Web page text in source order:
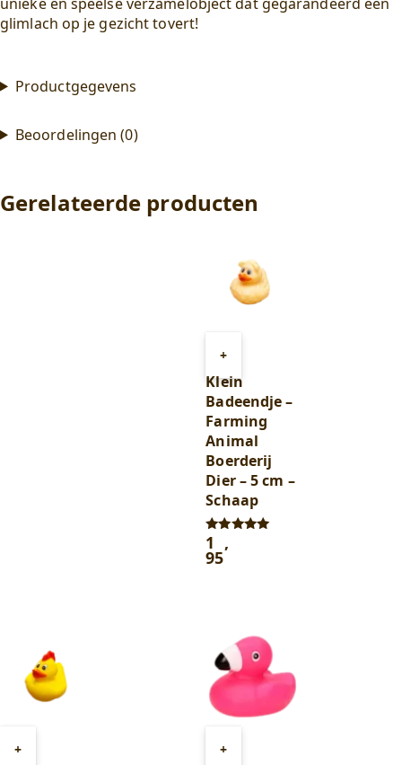
glimlach op je gezicht tovert!
Productgegevens
Beoordelingen (0)
Gerelateerde producten
+
winkelwagen
Klein
Badeendje –
Farming
Animal
Boerderij
Dier – 5 cm –
Schaap
Gewaardeerd
5.00
uit 5
1 ,
95
+ +